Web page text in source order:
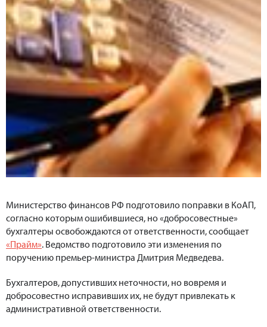
Министерство финансов РФ подготовило поправки в КоАП,
согласно которым ошибившиеся, но «добросовестные»
бухгалтеры освобождаются от ответственности, сообщает
«Прайм». Ведомство подготовило эти изменения по
поручению премьер-министра Дмитрия Медведева.
Бухгалтеров, допустивших неточности, но вовремя и
добросовестно исправивших их, не будут привлекать к
административной ответственности.